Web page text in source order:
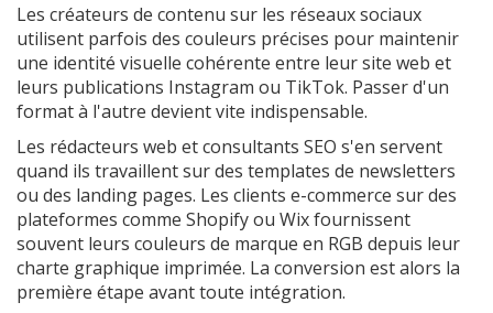
Les créateurs de contenu sur les réseaux sociaux
utilisent parfois des couleurs précises pour maintenir
une identité visuelle cohérente entre leur site web et
leurs publications Instagram ou TikTok. Passer d'un
format à l'autre devient vite indispensable.
Les rédacteurs web et consultants SEO s'en servent
quand ils travaillent sur des templates de newsletters
ou des landing pages. Les clients e-commerce sur des
plateformes comme Shopify ou Wix fournissent
souvent leurs couleurs de marque en RGB depuis leur
charte graphique imprimée. La conversion est alors la
première étape avant toute intégration.